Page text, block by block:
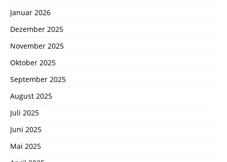
Januar 2026
Dezember 2025
November 2025
Oktober 2025
September 2025
August 2025
Juli 2025
Juni 2025
Mai 2025